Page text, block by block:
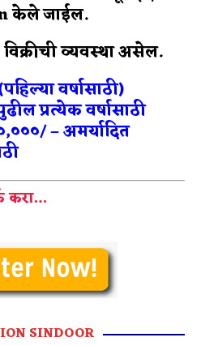
केले जाईल.
व्यवस्था असेल.
वर्षासाठी)
प्रत्येक वर्षासाठी
– अमर्यादित
करा…
SINDOOR